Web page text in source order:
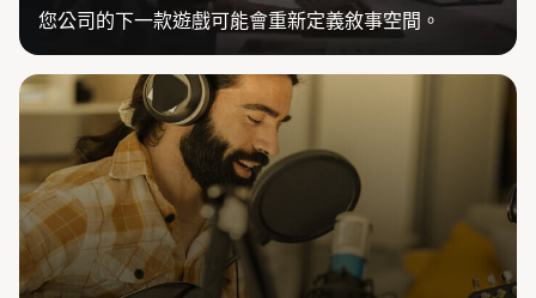
您公司的下一款遊戲可能會重新定義敘事空間。